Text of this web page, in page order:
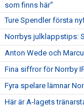
som finns här"
Ture Spendler första
Norrbys julklappstips:
Anton Wede och
Fina siffror för Norrby
Fyra spelare lämnar
Här är A-lagets